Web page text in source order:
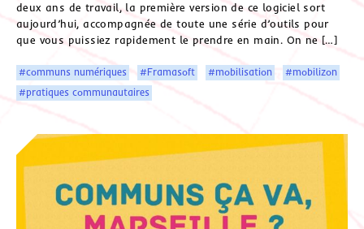
deux ans de travail, la première version de ce logiciel sort
aujourd’hui, accompagnée de toute une série d’outils pour
que vous puissiez rapidement le prendre en main. On ne […]
#communs numériques #Framasoft #mobilisation
#mobilizon
#pratiques communautaires